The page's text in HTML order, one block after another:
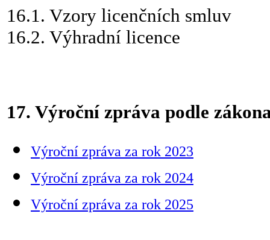
16.1. Vzory licenčních smluv
16.2. Výhradní licence
17. Výroční zpráva podle
Výroční zpráva za rok 2023
Výroční zpráva za rok 2024
Výroční zpráva za rok 2025